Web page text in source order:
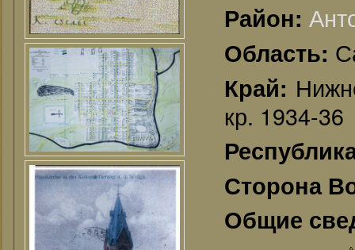
Район:
Область:
Край:
кр. 1934-36
Сторона
Общие